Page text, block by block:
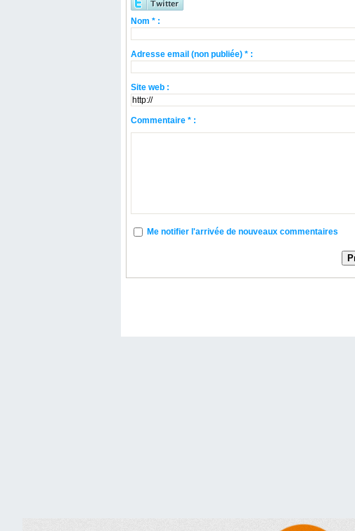
Nom * :
Adresse email (non publiée) * :
Site web :
Commentaire * :
Me notifier l'arrivée de nouveaux commentaires